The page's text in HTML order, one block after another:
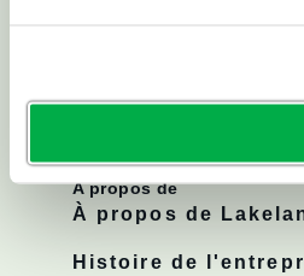
A propos de
À propos de
Histoire de